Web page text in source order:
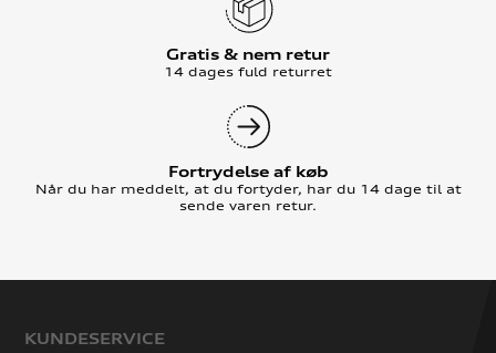
Gratis & nem retur
14 dages fuld returret
Fortrydelse af køb
Når du har meddelt, at du fortyder, har du 14 dage til at
sende varen retur.
KUNDESERVICE